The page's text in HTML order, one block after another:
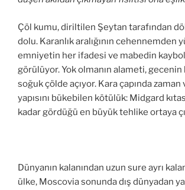
Çöl kumu, diriltilen Şeytan tarafından
dolu. Karanlık aralığının cehennemden
emniyetin her ifadesi ve mabedin
görülüyor. Yok olmanın alameti, gecenin
soğuk çölde açıyor. Kara çapında zaman
yapısını bükebilen kötülük: Midgard
kadar gördüğü en büyük tehlike ortaya
Dünyanın kalanından uzun sure ayrı
ülke, Moscovia sonunda dış dünyadan